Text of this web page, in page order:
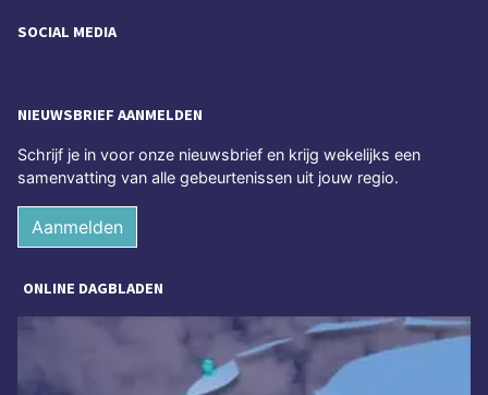
SOCIAL MEDIA
NIEUWSBRIEF AANMELDEN
Schrijf je in voor onze nieuwsbrief en krijg wekelijks een
samenvatting van alle gebeurtenissen uit jouw regio.
Aanmelden
ONLINE DAGBLADEN